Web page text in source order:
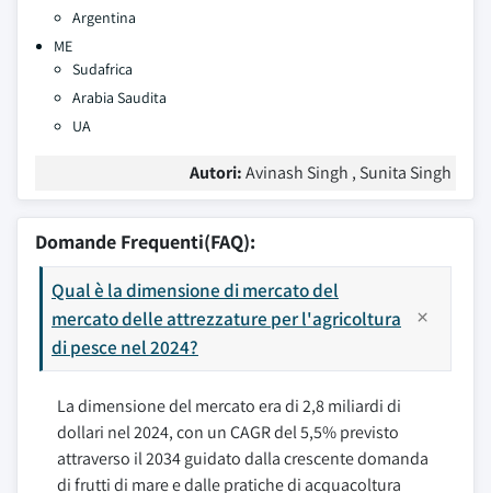
Argentina
ME
Sudafrica
Arabia Saudita
UA
Autori:Avinash Singh , Sunita Singh
Domande Frequenti(FAQ):
Qual è la dimensione di mercato del
mercato delle attrezzature per l'agricoltura
di pesce nel 2024?
La dimensione del mercato era di 2,8 miliardi di
dollari nel 2024, con un CAGR del 5,5% previsto
attraverso il 2034 guidato dalla crescente domanda
di frutti di mare e dalle pratiche di acquacoltura